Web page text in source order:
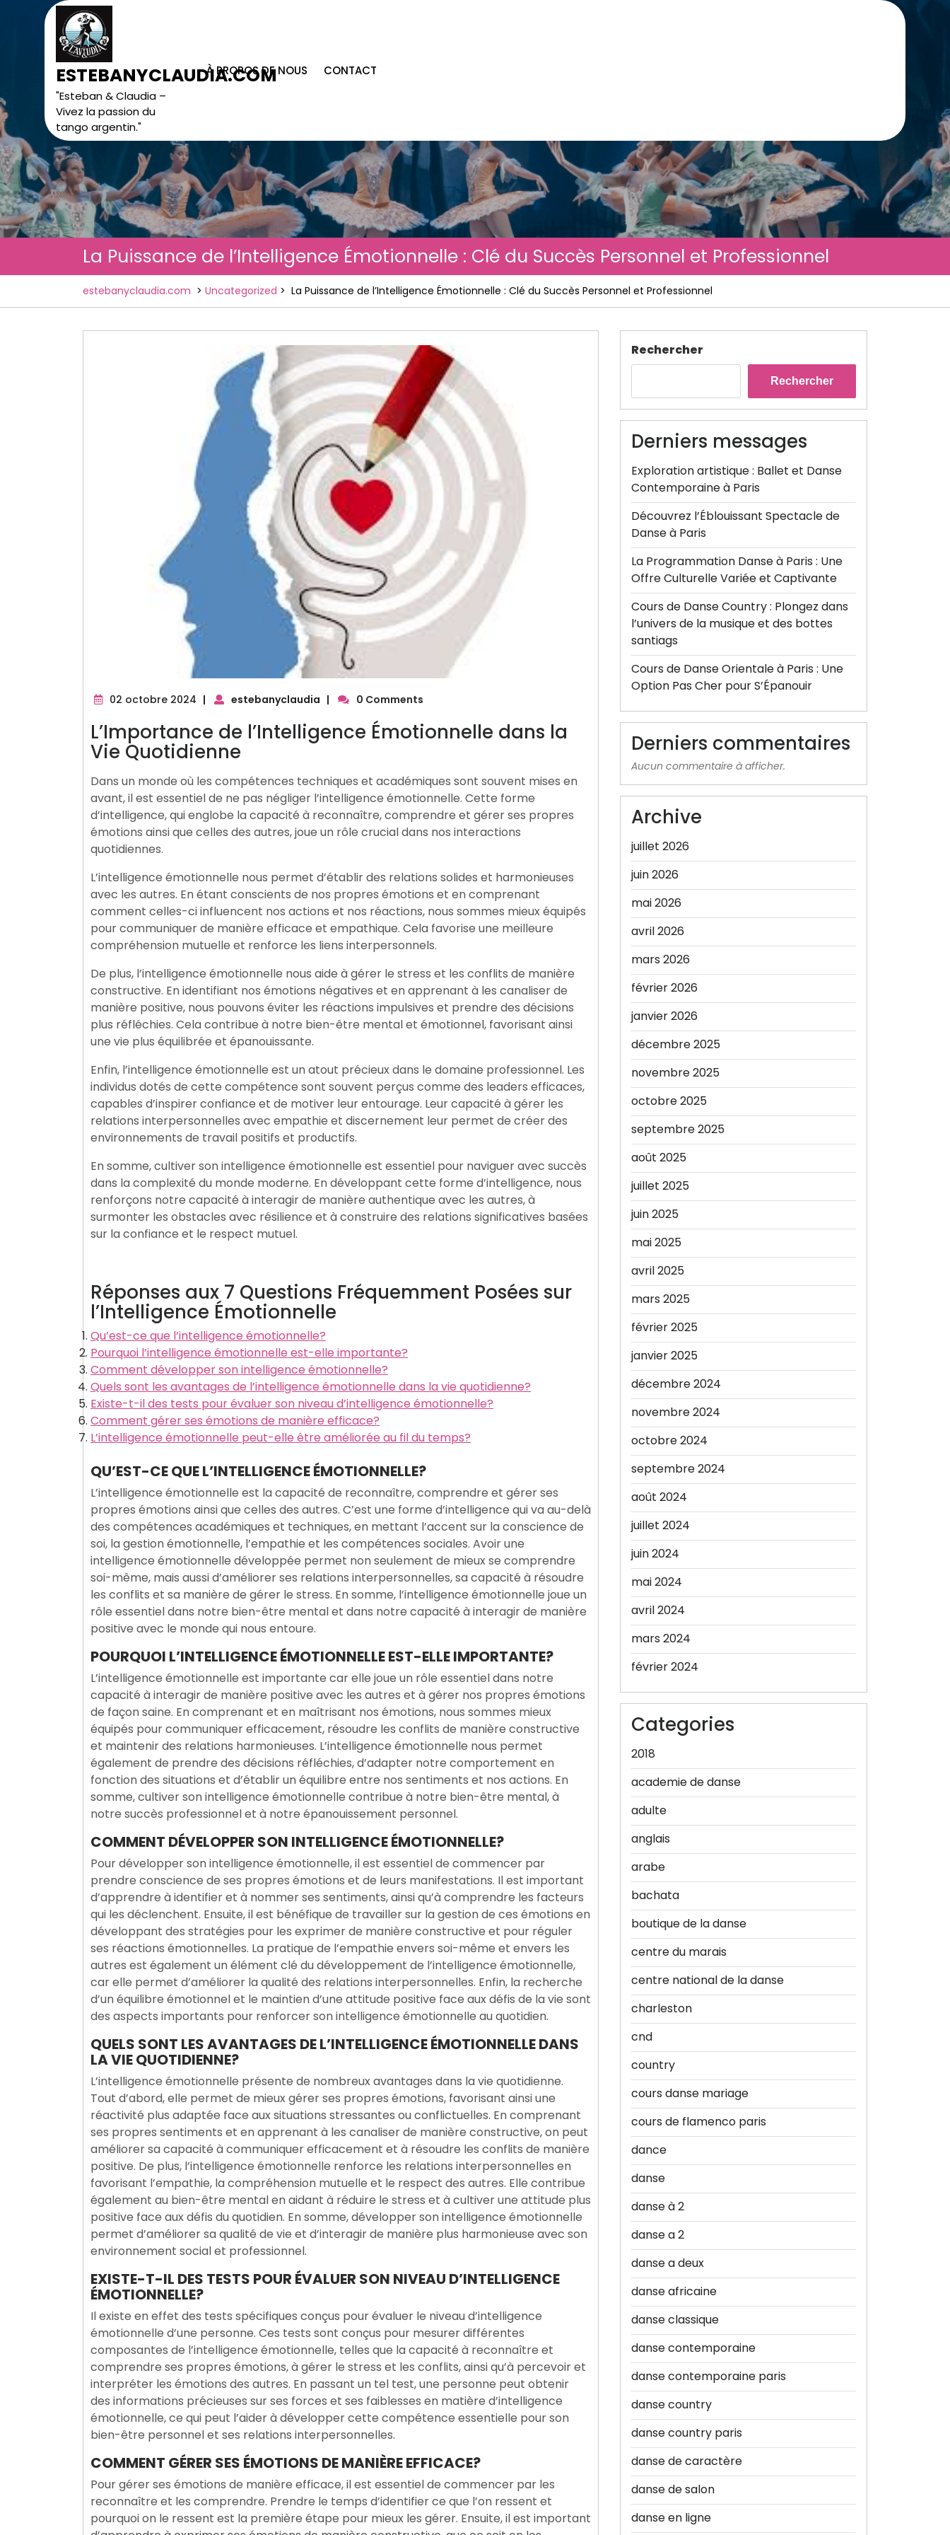
ESTEBANYCLAUDIA.COM
"Esteban & Claudia –
Vivez la passion du
tango argentin."
À PROPOS DE NOUS CONTACT
La Puissance de l’Intelligence Émotionnelle : Clé du Succès Personnel et Professionnel
estebanyclaudia.com > Uncategorized > La Puissance de l’Intelligence Émotionnelle : Clé du Succès Personnel et Professionnel
02 octobre 2024 02
2024
| estebanyclaudia | 0 Comments
L’Importance de l’Intelligence Émotionnelle dans la
Vie Quotidienne
Dans un monde où les compétences techniques et académiques sont souvent mises en
avant, il est essentiel de ne pas négliger l’intelligence émotionnelle. Cette forme
d’intelligence, qui englobe la capacité à reconnaître, comprendre et gérer ses propres
émotions ainsi que celles des autres, joue un rôle crucial dans nos interactions
quotidiennes.
L’intelligence émotionnelle nous permet d’établir des relations solides et harmonieuses
avec les autres. En étant conscients de nos propres émotions et en comprenant
comment celles-ci influencent nos actions et nos réactions, nous sommes mieux équipés
pour communiquer de manière efficace et empathique. Cela favorise une meilleure
compréhension mutuelle et renforce les liens interpersonnels.
De plus, l’intelligence émotionnelle nous aide à gérer le stress et les conflits de manière
constructive. En identifiant nos émotions négatives et en apprenant à les canaliser de
manière positive, nous pouvons éviter les réactions impulsives et prendre des décisions
plus réfléchies. Cela contribue à notre bien-être mental et émotionnel, favorisant ainsi
une vie plus équilibrée et épanouissante.
Enfin, l’intelligence émotionnelle est un atout précieux dans le domaine professionnel. Les
individus dotés de cette compétence sont souvent perçus comme des leaders efficaces,
capables d’inspirer confiance et de motiver leur entourage. Leur capacité à gérer les
relations interpersonnelles avec empathie et discernement leur permet de créer des
environnements de travail positifs et productifs.
En somme, cultiver son intelligence émotionnelle est essentiel pour naviguer avec succès
dans la complexité du monde moderne. En développant cette forme d’intelligence, nous
renforçons notre capacité à interagir de manière authentique avec les autres, à
surmonter les obstacles avec résilience et à construire des relations significatives basées
sur la confiance et le respect mutuel.
Réponses aux 7 Questions Fréquemment Posées sur
l’Intelligence Émotionnelle
Qu’est-ce que l’intelligence émotionnelle?
Pourquoi l’intelligence émotionnelle est-elle importante?
Comment développer son intelligence émotionnelle?
Quels sont les avantages de l’intelligence émotionnelle dans la vie quotidienne?
Existe-t-il des tests pour évaluer son niveau d’intelligence émotionnelle?
Comment gérer ses émotions de manière efficace?
L’intelligence émotionnelle peut-elle être améliorée au fil du temps?
QU’EST-CE QUE L’INTELLIGENCE ÉMOTIONNELLE?
L’intelligence émotionnelle est la capacité de reconnaître, comprendre et gérer ses
propres émotions ainsi que celles des autres. C’est une forme d’intelligence qui va au-delà
des compétences académiques et techniques, en mettant l’accent sur la conscience de
soi, la gestion émotionnelle, l’empathie et les compétences sociales. Avoir une
intelligence émotionnelle développée permet non seulement de mieux se comprendre
soi-même, mais aussi d’améliorer ses relations interpersonnelles, sa capacité à résoudre
les conflits et sa manière de gérer le stress. En somme, l’intelligence émotionnelle joue un
rôle essentiel dans notre bien-être mental et dans notre capacité à interagir de manière
positive avec le monde qui nous entoure.
POURQUOI L’INTELLIGENCE ÉMOTIONNELLE EST-ELLE IMPORTANTE?
L’intelligence émotionnelle est importante car elle joue un rôle essentiel dans notre
capacité à interagir de manière positive avec les autres et à gérer nos propres émotions
de façon saine. En comprenant et en maîtrisant nos émotions, nous sommes mieux
équipés pour communiquer efficacement, résoudre les conflits de manière constructive
et maintenir des relations harmonieuses. L’intelligence émotionnelle nous permet
également de prendre des décisions réfléchies, d’adapter notre comportement en
fonction des situations et d’établir un équilibre entre nos sentiments et nos actions. En
somme, cultiver son intelligence émotionnelle contribue à notre bien-être mental, à
notre succès professionnel et à notre épanouissement personnel.
COMMENT DÉVELOPPER SON INTELLIGENCE ÉMOTIONNELLE?
Pour développer son intelligence émotionnelle, il est essentiel de commencer par
prendre conscience de ses propres émotions et de leurs manifestations. Il est important
d’apprendre à identifier et à nommer ses sentiments, ainsi qu’à comprendre les facteurs
qui les déclenchent. Ensuite, il est bénéfique de travailler sur la gestion de ces émotions en
développant des stratégies pour les exprimer de manière constructive et pour réguler
ses réactions émotionnelles. La pratique de l’empathie envers soi-même et envers les
autres est également un élément clé du développement de l’intelligence émotionnelle,
car elle permet d’améliorer la qualité des relations interpersonnelles. Enfin, la recherche
d’un équilibre émotionnel et le maintien d’une attitude positive face aux défis de la vie sont
des aspects importants pour renforcer son intelligence émotionnelle au quotidien.
QUELS SONT LES AVANTAGES DE L’INTELLIGENCE ÉMOTIONNELLE DANS
LA VIE QUOTIDIENNE?
L’intelligence émotionnelle présente de nombreux avantages dans la vie quotidienne.
Tout d’abord, elle permet de mieux gérer ses propres émotions, favorisant ainsi une
réactivité plus adaptée face aux situations stressantes ou conflictuelles. En comprenant
ses propres sentiments et en apprenant à les canaliser de manière constructive, on peut
améliorer sa capacité à communiquer efficacement et à résoudre les conflits de manière
positive. De plus, l’intelligence émotionnelle renforce les relations interpersonnelles en
favorisant l’empathie, la compréhension mutuelle et le respect des autres. Elle contribue
également au bien-être mental en aidant à réduire le stress et à cultiver une attitude plus
positive face aux défis du quotidien. En somme, développer son intelligence émotionnelle
permet d’améliorer sa qualité de vie et d’interagir de manière plus harmonieuse avec son
environnement social et professionnel.
EXISTE-T-IL DES TESTS POUR ÉVALUER SON NIVEAU D’INTELLIGENCE
ÉMOTIONNELLE?
Il existe en effet des tests spécifiques conçus pour évaluer le niveau d’intelligence
émotionnelle d’une personne. Ces tests sont conçus pour mesurer différentes
composantes de l’intelligence émotionnelle, telles que la capacité à reconnaître et
comprendre ses propres émotions, à gérer le stress et les conflits, ainsi qu’à percevoir et
interpréter les émotions des autres. En passant un tel test, une personne peut obtenir
des informations précieuses sur ses forces et ses faiblesses en matière d’intelligence
émotionnelle, ce qui peut l’aider à développer cette compétence essentielle pour son
bien-être personnel et ses relations interpersonnelles.
COMMENT GÉRER SES ÉMOTIONS DE MANIÈRE EFFICACE?
Pour gérer ses émotions de manière efficace, il est essentiel de commencer par les
reconnaître et les comprendre. Prendre le temps d’identifier ce que l’on ressent et
pourquoi on le ressent est la première étape pour mieux les gérer. Ensuite, il est important
Rechercher
Rechercher
Derniers messages
Exploration artistique : Ballet et Danse
Contemporaine à Paris
Découvrez l’Éblouissant Spectacle de
Danse à Paris
La Programmation Danse à Paris : Une
Offre Culturelle Variée et Captivante
Cours de Danse Country : Plongez dans
l’univers de la musique et des bottes
santiags
Cours de Danse Orientale à Paris : Une
Option Pas Cher pour S’Épanouir
Derniers commentaires
Aucun commentaire à afficher.
Archive
juillet 2026
juin 2026
mai 2026
avril 2026
mars 2026
février 2026
janvier 2026
décembre 2025
novembre 2025
octobre 2025
septembre 2025
août 2025
juillet 2025
juin 2025
mai 2025
avril 2025
mars 2025
février 2025
janvier 2025
décembre 2024
novembre 2024
octobre 2024
septembre 2024
août 2024
juillet 2024
juin 2024
mai 2024
avril 2024
mars 2024
février 2024
Categories
2018
academie de danse
adulte
anglais
arabe
bachata
boutique de la danse
centre du marais
centre national de la danse
charleston
cnd
country
cours danse mariage
cours de flamenco paris
dance
danse
danse à 2
danse a 2
danse a deux
danse africaine
danse classique
danse contemporaine
danse contemporaine paris
danse country
danse country paris
danse de caractère
danse de salon
danse en ligne